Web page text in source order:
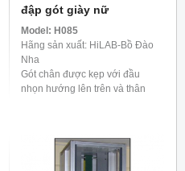
đập gót giày nữ
Model: H085
Hãng sản xuất: HiLAB-Bồ Đào
Nha
Gót chân được kẹp với đầu
nhọn hướng lên trên và thân